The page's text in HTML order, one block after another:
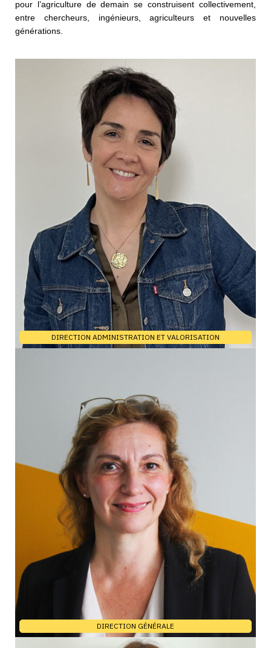
pour l’agriculture de demain se construisent collectivement,
entre chercheurs, ingénieurs, agriculteurs et nouvelles
générations.
DIRECTION ADMINISTRATION ET VALORISATION
DIRECTION GÉNÉRALE